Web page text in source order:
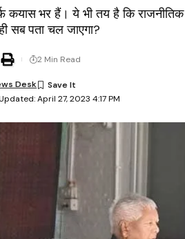
कयास भर हैं। ये भी तय है कि
सब पता चल जाएगा?
April 27, 2023 4:17 PM
Desk
2 Min Read